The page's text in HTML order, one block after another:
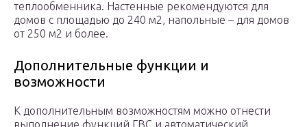
теплообменника. Настенные рекомендуются для
домов с площадью до 240 м2, напольные – для домов
от 250 м2 и более.
Дополнительные функции и
возможности
К дополнительным возможностям можно отнести
выполнение функций ГВС и автоматический